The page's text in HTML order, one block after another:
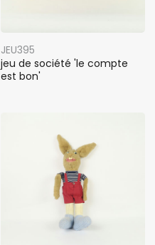
JEU395
jeu de société 'le compte
est bon'